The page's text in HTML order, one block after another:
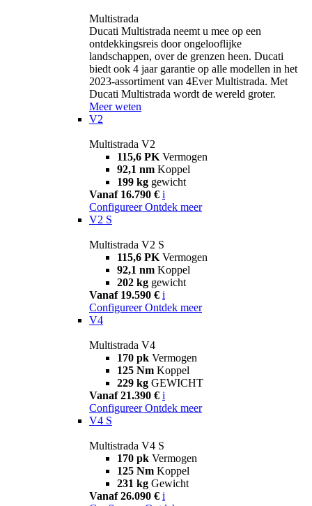
Multistrada
Ducati Multistrada neemt u mee op een
ontdekkingsreis door ongelooflijke
landschappen, over de grenzen heen. Ducati
biedt ook 4 jaar garantie op alle modellen in het
2023-assortiment van 4Ever Multistrada. Met
Ducati Multistrada wordt de wereld groter.
Meer weten
V2
Multistrada V2
115,6 PK Vermogen
92,1 nm Koppel
199 kg gewicht
Vanaf 16.790 € i
Configureer Ontdek meer
V2 S
Multistrada V2 S
115,6 PK Vermogen
92,1 nm Koppel
202 kg gewicht
Vanaf 19.590 € i
Configureer Ontdek meer
V4
Multistrada V4
170 pk Vermogen
125 Nm Koppel
229 kg GEWICHT
Vanaf 21.390 € i
Configureer Ontdek meer
V4 S
Multistrada V4 S
170 pk Vermogen
125 Nm Koppel
231 kg Gewicht
Vanaf 26.090 € i